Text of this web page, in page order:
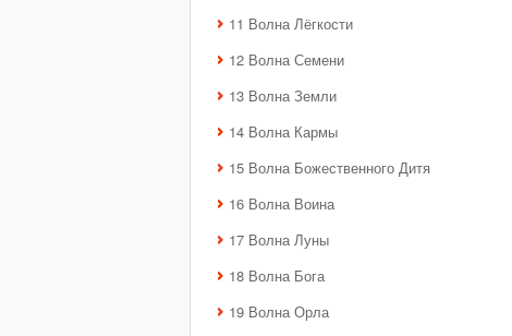
11 Волна Лёгкости
12 Волна Семени
13 Волна Земли
14 Волна Кармы
15 Волна Божественного Дитя
16 Волна Воина
17 Волна Луны
18 Волна Бога
19 Волна Орла